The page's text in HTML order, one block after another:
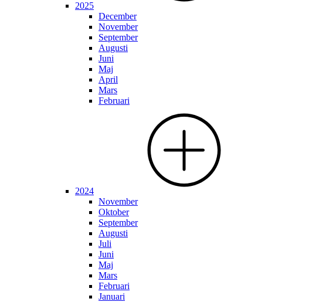
2025
December
November
September
Augusti
Juni
Maj
April
Mars
Februari
2024
November
Oktober
September
Augusti
Juli
Juni
Maj
Mars
Februari
Januari